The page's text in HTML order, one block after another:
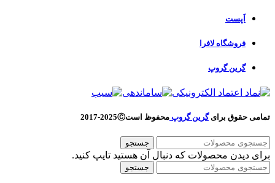
اَپست
فروشگاه لافرا
گرین گروپ
تمامی حقوق برایگرین گروپ محفوظ استⒸ
2025-2017
جستجو
برای دیدن محصولات که دنبال آن هستید تایپ کنید.
جستجو